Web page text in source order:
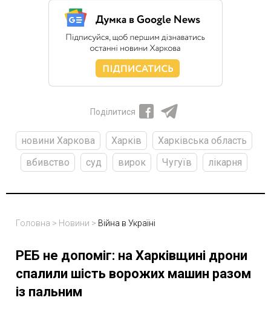
Поділитися
новини Харкова Харків
Харківська область
вбивство
суд вирок Чугуїв лікарня
Головна > Новини > Війна в Україні
РЕБ не допоміг: на Харківщині дрони
спалили шість ворожих машин разом
із пальним